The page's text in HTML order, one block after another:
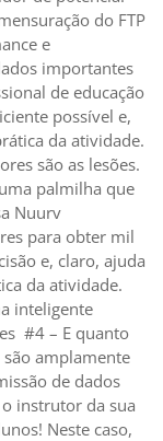
do FTP
e
importantes
de educação
possível e,
da atividade.
são as lesões.
palmilha que
Nuurv
para obter mil
e, claro, ajuda
da atividade.
inteligente
#4 – E quanto
amplamente
de dados
instrutor da sua
Neste caso,